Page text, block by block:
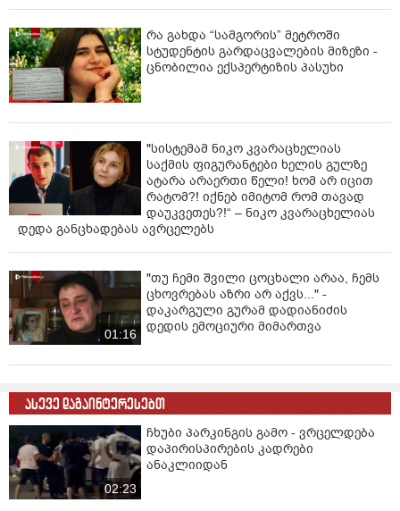
რა გახდა “სამგორის” მეტროში
სტუდენტის გარდაცვალების მიზეზი -
ცნობილია ექსპერტიზის პასუხი
"სისტემამ ნიკო კვარაცხელიას
საქმის ფიგურანტები ხელის გულზე
ატარა არაერთი წელი! ხომ არ იცით
რატომ?! იქნებ იმიტომ რომ თავად
დაუკვეთეს?!“ – ნიკო კვარაცხელიას
დედა განცხადებას ავრცელებს
01:16
"თუ ჩემი შვილი ცოცხალი არაა, ჩემს
ცხოვრებას აზრი არ აქვს..." -
დაკარგული გურამ დადიანიძის
დედის ემოციური მიმართვა
ასევე დაგაინტერესებთ
02:23
ჩხუბი პარკინგის გამო - ვრცელდება
დაპირისპირების კადრები
ანაკლიიდან